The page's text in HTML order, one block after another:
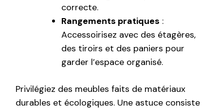
correcte.
Rangements pratiques :
Accessoirisez avec des étagères,
des tiroirs et des paniers pour
garder l’espace organisé.
Privilégiez des meubles faits de matériaux
durables et écologiques. Une astuce consiste